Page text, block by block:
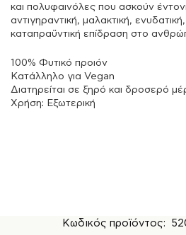
και πολυφαινόλες που ασκούν
αντιγηραντική, μαλακτική,
καταπραϋντική επίδραση στο
100% Φυτικό προιόν
Κατάλληλο για Vegan
Διατηρείται σε ξηρό και δροσερό
Χρήση: Εξωτερική
Κωδικός προϊόντος: